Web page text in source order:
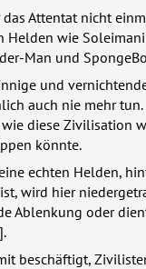
das Attentat nicht
wie
Man und
und
auch nie mehr
diese Zivilisation
könnte.
echten Helden,
wird hier
Ablenkung oder
beschäftigt,